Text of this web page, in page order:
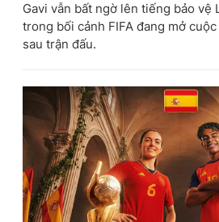
Gavi vẫn bất ngờ lên tiếng bảo vệ
trong bối cảnh FIFA đang mở
sau trận đấu.